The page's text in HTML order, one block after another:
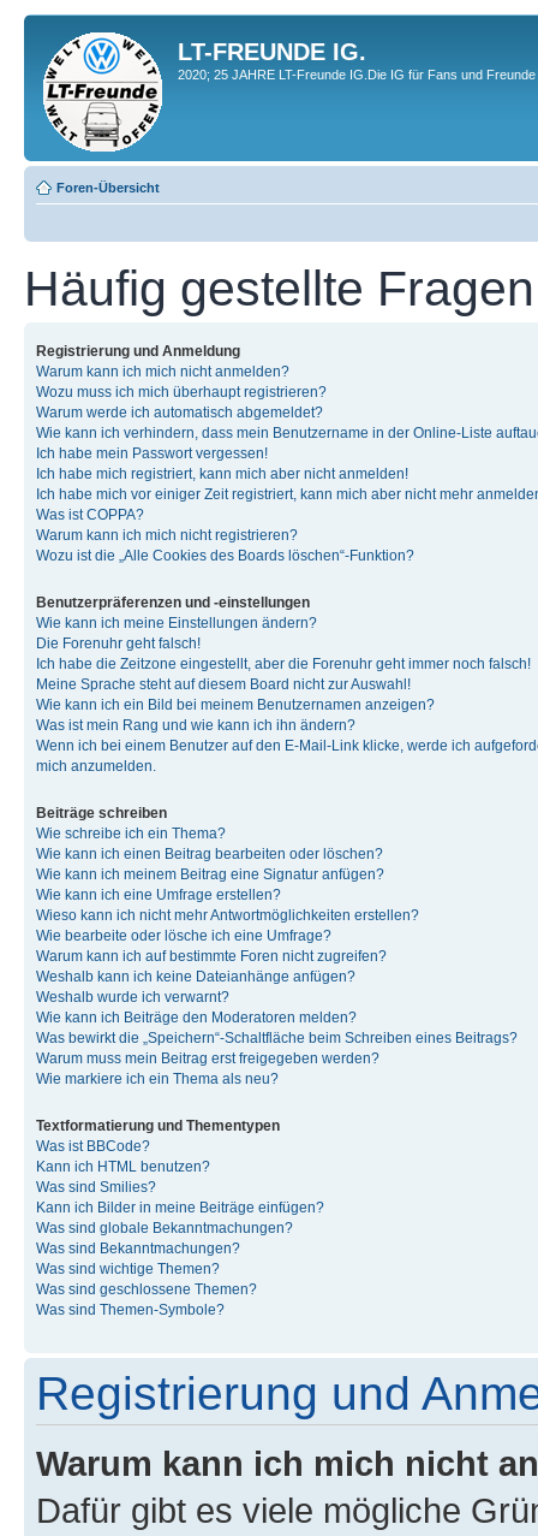
LT-FREUNDE IG.
2020; 25 JAHRE LT-Freunde IG.Die IG für Fans und
Foren-Übersicht
Häufig gestellte Fragen
Registrierung und Anmeldung
Warum kann ich mich nicht anmelden?
Wozu muss ich mich überhaupt registrieren?
Warum werde ich automatisch abgemeldet?
Wie kann ich verhindern, dass mein Benutzername in der Online-Liste
Ich habe mein Passwort vergessen!
Ich habe mich registriert, kann mich aber nicht anmelden!
Ich habe mich vor einiger Zeit registriert, kann mich aber nicht mehr
Was ist COPPA?
Warum kann ich mich nicht registrieren?
Wozu ist die „Alle Cookies des Boards löschen“-Funktion?
Benutzerpräferenzen und -einstellungen
Wie kann ich meine Einstellungen ändern?
Die Forenuhr geht falsch!
Ich habe die Zeitzone eingestellt, aber die Forenuhr geht immer noch falsch!
Meine Sprache steht auf diesem Board nicht zur Auswahl!
Wie kann ich ein Bild bei meinem Benutzernamen anzeigen?
Was ist mein Rang und wie kann ich ihn ändern?
Wenn ich bei einem Benutzer auf den E-Mail-Link klicke, werde ich
mich anzumelden.
Beiträge schreiben
Wie schreibe ich ein Thema?
Wie kann ich einen Beitrag bearbeiten oder löschen?
Wie kann ich meinem Beitrag eine Signatur anfügen?
Wie kann ich eine Umfrage erstellen?
Wieso kann ich nicht mehr Antwortmöglichkeiten erstellen?
Wie bearbeite oder lösche ich eine Umfrage?
Warum kann ich auf bestimmte Foren nicht zugreifen?
Weshalb kann ich keine Dateianhänge anfügen?
Weshalb wurde ich verwarnt?
Wie kann ich Beiträge den Moderatoren melden?
Was bewirkt die „Speichern“-Schaltfläche beim Schreiben eines Beitrags?
Warum muss mein Beitrag erst freigegeben werden?
Wie markiere ich ein Thema als neu?
Textformatierung und Thementypen
Was ist BBCode?
Kann ich HTML benutzen?
Was sind Smilies?
Kann ich Bilder in meine Beiträge einfügen?
Was sind globale Bekanntmachungen?
Was sind Bekanntmachungen?
Was sind wichtige Themen?
Was sind geschlossene Themen?
Was sind Themen-Symbole?
Registrierung und
Warum kann ich mich nicht
Dafür gibt es viele mögliche